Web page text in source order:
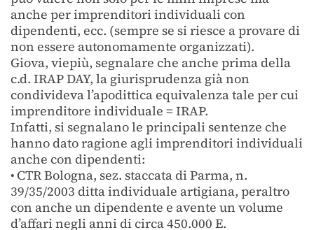
anche per imprenditori individuali con
dipendenti, ecc. (sempre se si riesce a provare di
non essere autonomamente organizzati).
Giova, viepiù, segnalare che anche prima della
c.d. IRAP DAY, la giurisprudenza già non
condivideva l’apodittica equivalenza tale per cui
imprenditore individuale = IRAP.
Infatti, si segnalano le principali sentenze che
hanno dato ragione agli imprenditori individuali
anche con dipendenti:
• CTR Bologna, sez. staccata di Parma, n.
39/35/2003 ditta individuale artigiana, peraltro
con anche un dipendente e avente un volume
d’affari negli anni di circa 450.000 E.